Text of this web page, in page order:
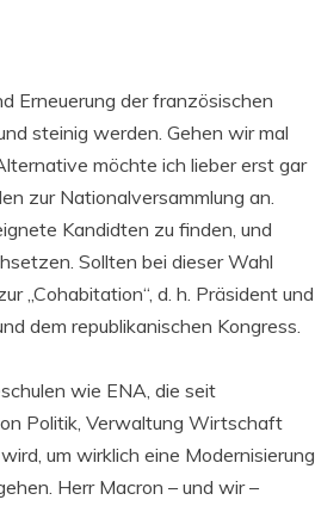
Erneuerung der französischen
steinig werden. Gehen wir mal
möchte ich lieber erst gar
zur Nationalversammlung an.
Kandidten zu finden, und
Sollten bei dieser Wahl
„Cohabitation“, d. h. Präsident und
dem republikanischen Kongress.
wie ENA, die seit
Politik, Verwaltung Wirtschaft
um wirklich eine Modernisierung
Herr Macron – und wir –